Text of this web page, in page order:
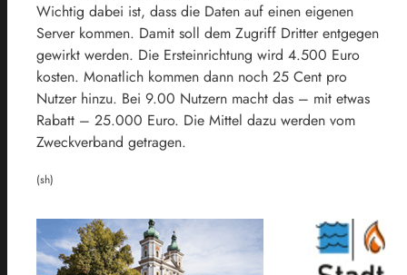
Wichtig dabei ist, dass die Daten auf einen eigenen
Server kommen. Damit soll dem Zugriff Dritter entgegen
gewirkt werden. Die Ersteinrichtung wird 4.500 Euro
kosten. Monatlich kommen dann noch 25 Cent pro
Nutzer hinzu. Bei 9.00 Nutzern macht das – mit etwas
Rabatt – 25.000 Euro. Die Mittel dazu werden vom
Zweckverband getragen.
(sh)